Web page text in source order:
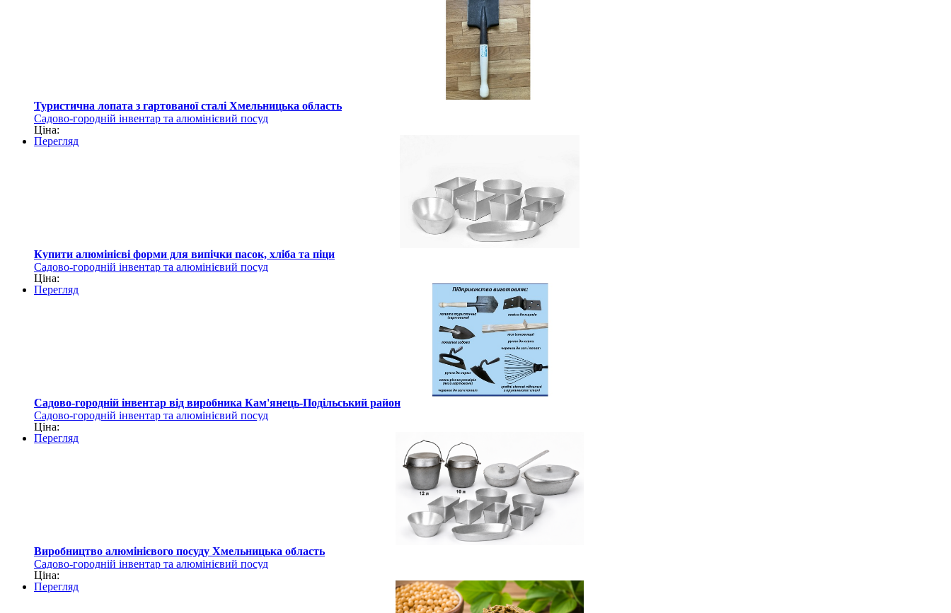
Туристична лопата з гартованої сталі Хмельницька область
Садово-городній інвентар та алюмінієвий посуд
Ціна:
Перегляд
Купити алюмінієві форми для випічки пасок, хліба та піци
Садово-городній інвентар та алюмінієвий посуд
Ціна:
Перегляд
Садово-городній інвентар від виробника Кам'янець-Подільський район
Садово-городній інвентар та алюмінієвий посуд
Ціна:
Перегляд
Виробництво алюмінієвого посуду Хмельницька область
Садово-городній інвентар та алюмінієвий посуд
Ціна:
Перегляд